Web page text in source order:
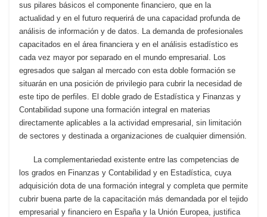
sus pilares básicos el componente financiero, que en la
actualidad y en el futuro requerirá de una capacidad profunda de
análisis de información y de datos. La demanda de profesionales
capacitados en el área financiera y en el análisis estadístico es
cada vez mayor por separado en el mundo empresarial. Los
egresados que salgan al mercado con esta doble formación se
situarán en una posición de privilegio para cubrir la necesidad de
este tipo de perfiles. El doble grado de Estadística y Finanzas y
Contabilidad supone una formación integral en materias
directamente aplicables a la actividad empresarial, sin limitación
de sectores y destinada a organizaciones de cualquier dimensión.
La complementariedad existente entre las competencias de
los grados en Finanzas y Contabilidad y en Estadística, cuya
adquisición dota de una formación integral y completa que permite
cubrir buena parte de la capacitación más demandada por el tejido
empresarial y financiero en España y la Unión Europea, justifica